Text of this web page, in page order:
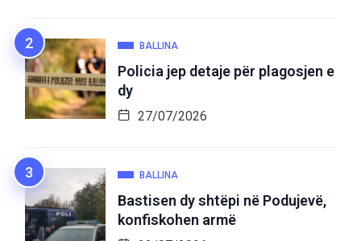
BALLINA
Policia jep detaje për plagosjen e
dy
27/07/2026
BALLINA
Bastisen dy shtëpi në Podujevë,
konfiskohen armë